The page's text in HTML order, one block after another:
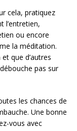
cela, pratiquez
l’entretien,
ou encore
la méditation.
que d’autres
pas sur
les chances de
Une bonne
vous avec